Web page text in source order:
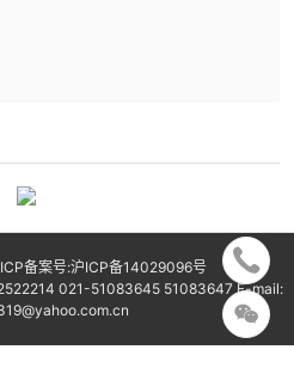
备案号:沪ICP备14029096号
021-51083645 51083647 E-mail: